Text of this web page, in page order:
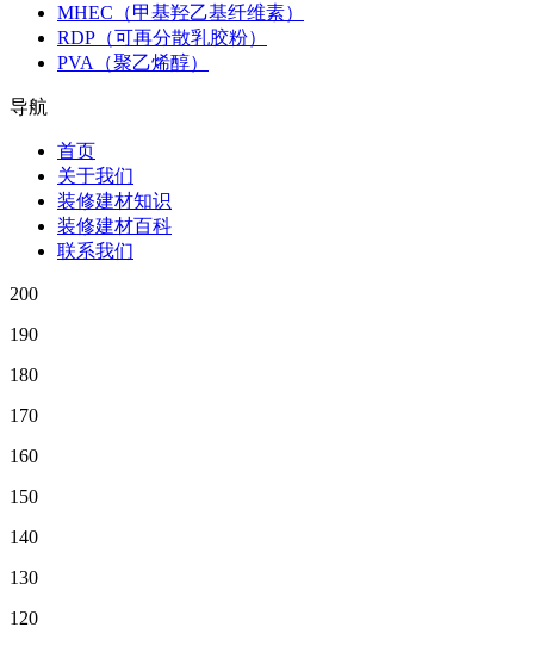
MHEC（甲基羟乙基纤维素）
RDP（可再分散乳胶粉）
PVA（聚乙烯醇）
导航
首页
关于我们
装修建材知识
装修建材百科
联系我们
200
190
180
170
160
150
140
130
120